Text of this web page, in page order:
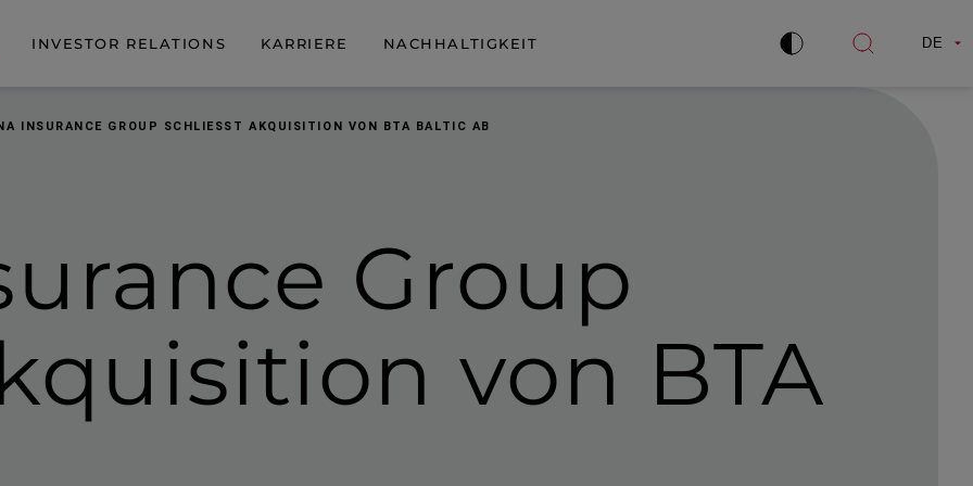
INVESTOR RELATIONS KARRIERE NACHHALTIGKEIT
Kontrast
Suche
DE
INSURANCE GROUP SCHLIESST AKQUISITION VON BTA BALTIC AB
Group
von BTA